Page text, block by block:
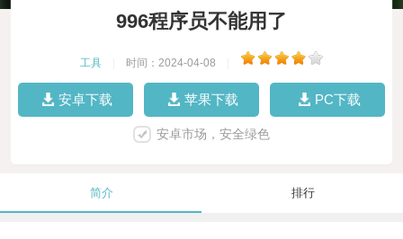
996程序员不能用了
工具 时间：2024-04-08
安卓下载 苹果下载 PC下载
安卓市场，安全绿色
简介 排行